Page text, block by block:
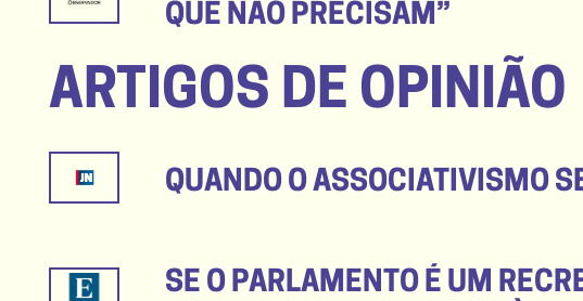
QUE NÃO PRECISAM”
ARTIGOS DE OPINIÃO
QUANDO O ASSOCIATIVISMO
SE O PARLAMENTO É UM